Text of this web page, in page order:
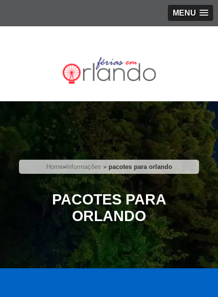
MENU
Home»Informações » pacotes para orlando
PACOTES PARA
ORLANDO